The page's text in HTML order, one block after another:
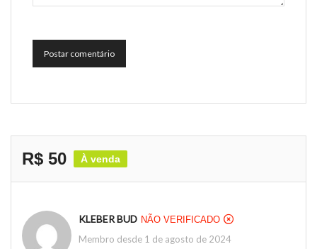
Postar comentário
R$ 50 À venda
KLEBER BUD NÃO VERIFICADO
Membro desde 1 de agosto de 2024